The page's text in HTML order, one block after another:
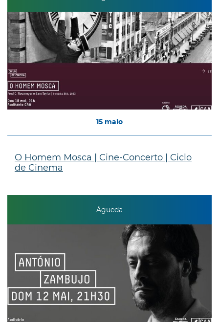
15 maio
O Homem Mosca | Cine-Concerto | Ciclo
de Cinema
Águeda